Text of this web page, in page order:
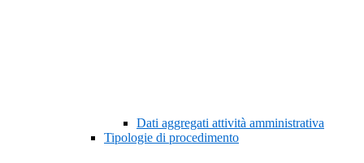
Dati aggregati attività amministrativa
Tipologie di procedimento